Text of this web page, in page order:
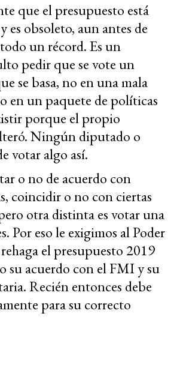
que el presupuesto está
es obsoleto, aun antes de
un récord. Es un
pedir que se vote un
se basa, no en una mala
en un paquete de políticas
porque el propio
Ningún diputado o
votar algo así.
o no de acuerdo con
coincidir o no con ciertas
otra distinta es votar una
Por eso le exigimos al Poder
el presupuesto 2019
su acuerdo con el FMI y su
Recién entonces debe
para su correcto